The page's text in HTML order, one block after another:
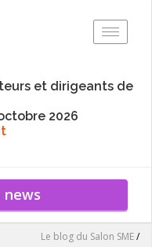
et dirigeants de
2026
news
Le blog du Salon SME/